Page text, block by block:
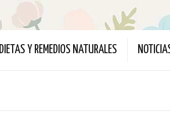
DIETAS Y REMEDIOS NATURALES